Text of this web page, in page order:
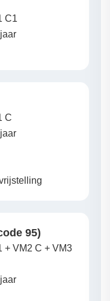
C1
C
95)
+ VM2 C + VM3